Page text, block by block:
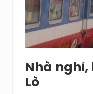
Nhà nghỉ,
Lò